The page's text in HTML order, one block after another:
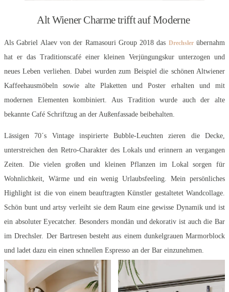
Alt Wiener Charme trifft auf Moderne
Als Gabriel Alaev von der Ramasouri Group 2018 das Drechslerübernahm
hat er das Traditionscafé einer kleinen Verjüngungskur unterzogen und
neues Leben verliehen. Dabei wurden zum Beispiel die schönen Altwiener
Kaffeehausmöbeln sowie alte Plaketten und Poster erhalten und mit
modernen Elementen kombiniert. Aus Tradition wurde auch der alte
bekannte Café Schriftzug an der Außenfassade beibehalten.
Lässigen 70´s Vintage inspirierte Bubble-Leuchten zieren die Decke,
unterstreichen den Retro-Charakter des Lokals und erinnern an vergangen
Zeiten. Die vielen großen und kleinen Pflanzen im Lokal sorgen für
Wohnlichkeit, Wärme und ein wenig Urlaubsfeeling. Mein persönliches
Highlight ist die von einem beauftragten Künstler gestaltetet Wandcollage.
Schön bunt und artsy verleiht sie dem Raum eine gewisse Dynamik und ist
ein absoluter Eyecatcher. Besonders mondän und dekorativ ist auch die Bar
im Drechsler. Der Bartresen besteht aus einem dunkelgrauen Marmorblock
und ladet dazu ein einen schnellen Espresso an der Bar einzunehmen.